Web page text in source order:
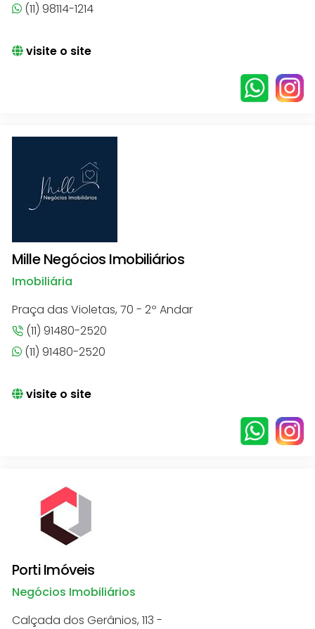
(11) 98114-1214
visite o site
Mille Negócios Imobiliários
Imobiliária
Praça das Violetas, 70 - 2º Andar
(11) 91480-2520
(11) 91480-2520
visite o site
Porti Imóveis
Negócios Imobiliários
Calçada dos Gerânios, 113 -